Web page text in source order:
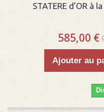
STATERE d’OR à
585,00 €
Ajouter au